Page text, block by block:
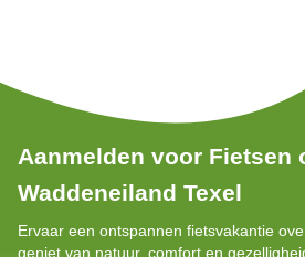
Aanmelden voor Fietsen
Waddeneiland Texel
Ervaar een ontspannen fietsvakantie
geniet van natuur, comfort en